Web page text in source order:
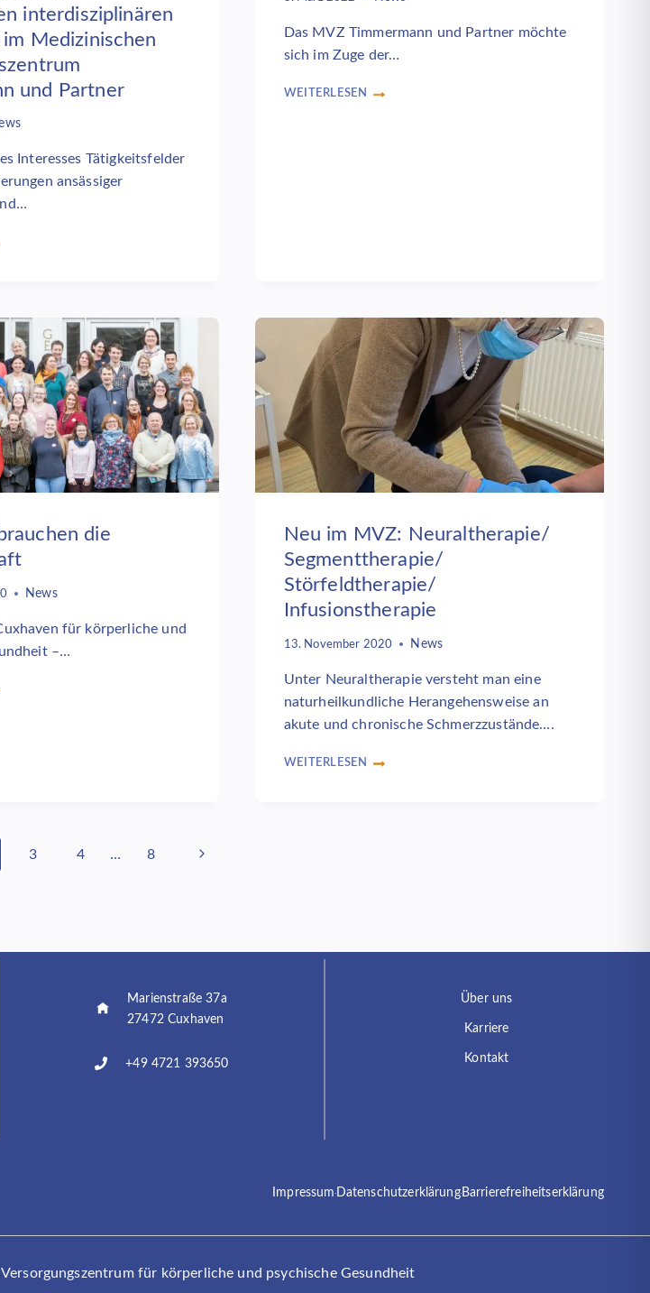
interdisziplinären
Medizinischen
und Partner
Interesses Tätigkeitsfelder
ansässiger
Das MVZ Timmermann und Partner möchte
sich im Zuge der…
WEITERLESEN
MUTMACHTREFFEN
die
News
für körperliche und
–…
Neu im MVZ: Neuraltherapie/
Segmenttherapie/
Störfeldtherapie/
Infusionstherapie
13. November 2020 News
Unter Neuraltherapie versteht man eine
naturheilkundliche Herangehensweise an
akute und chronische Schmerzzustände….
WEITERLESEN
3 4 … 8 Nächste
Marienstraße 37a
27472 Cuxhaven
+49 4721 393650
Über uns
Karriere
Kontakt
ImpressumDatenschutzerklärungBarrierefreiheitserklärung
für körperliche und psychische Gesundheit